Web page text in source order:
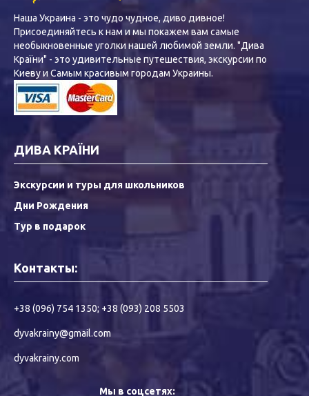
Наша Украина - это чудо чудное, диво дивное!
Присоединяйтесь к нам и мы покажем вам самые
необыкновенные уголки нашей любимой земли. "Дива
Країни" - это удивительные путешествия, экскурсии по
Киеву и Самым красивым городам Украины.
ДИВА КРАЇНИ
Экскурсии и туры для школьников
Дни Рождения
Тур в подарок
Контакты:
+38 (096) 754 1350; +38 (093) 208 5503
dyvakrainy@gmail.com
dyvakrainy.com
Мы в соцсетях: